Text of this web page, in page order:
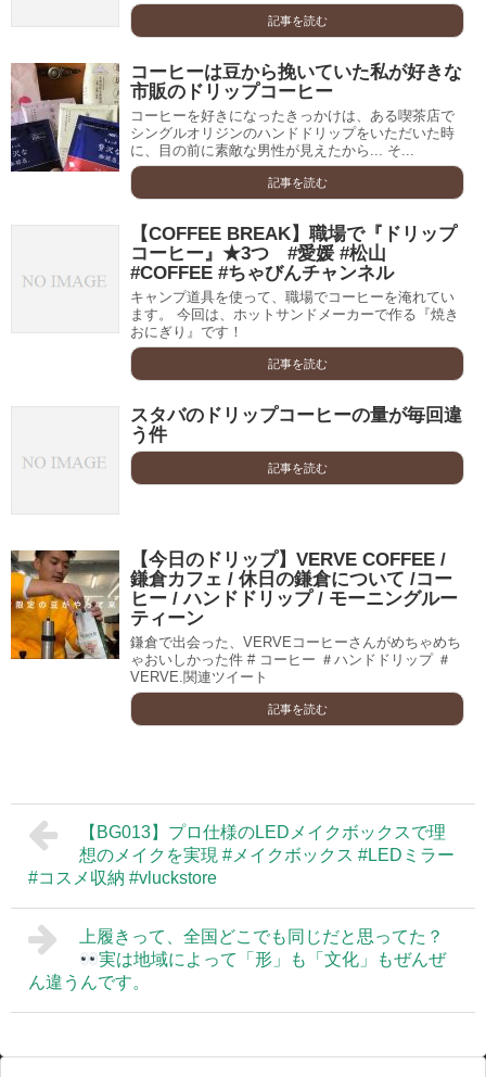
記事を読む
コーヒーは豆から挽いていた私が好きな
市販のドリップコーヒー
コーヒーを好きになったきっかけは、ある喫茶店で
シングルオリジンのハンドドリップをいただいた時
に、目の前に素敵な男性が見えたから... そ...
記事を読む
【COFFEE BREAK】職場で『ドリップ
コーヒー』★3つ #愛媛 #松山
#COFFEE #ちゃびんチャンネル
キャンプ道具を使って、職場でコーヒーを淹れてい
ます。 今回は、ホットサンドメーカーで作る『焼き
おにぎり』です！
記事を読む
スタバのドリップコーヒーの量が毎回違
う件
記事を読む
【今日のドリップ】VERVE COFFEE /
鎌倉カフェ / 休日の鎌倉について /コー
ヒー / ハンドドリップ / モーニングルー
ティーン
鎌倉で出会った、VERVEコーヒーさんがめちゃめち
ゃおいしかった件 # コーヒー ＃ハンドドリップ ＃
VERVE.関連ツイート
記事を読む
【BG013】プロ仕様のLEDメイクボックスで理
想のメイクを実現 #メイクボックス #LEDミラー
#コスメ収納 #vluckstore
上履きって、全国どこでも同じだと思ってた？
実は地域によって「形」も「文化」もぜんぜ
ん違うんです。